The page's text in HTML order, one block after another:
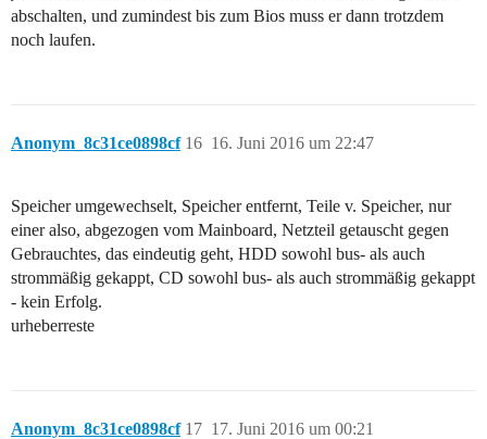
abschalten, und zumindest bis zum Bios muss er dann trotzdem
noch laufen.
Anonym_8c31ce0898cf 16. Juni 2016 um 22:47
16
Speicher umgewechselt, Speicher entfernt, Teile v. Speicher, nur
einer also, abgezogen vom Mainboard, Netzteil getauscht gegen
Gebrauchtes, das eindeutig geht, HDD sowohl bus- als auch
strommäßig gekappt, CD sowohl bus- als auch strommäßig gekappt
- kein Erfolg.
urheberreste
Anonym_8c31ce0898cf 17. Juni 2016 um 00:21
17